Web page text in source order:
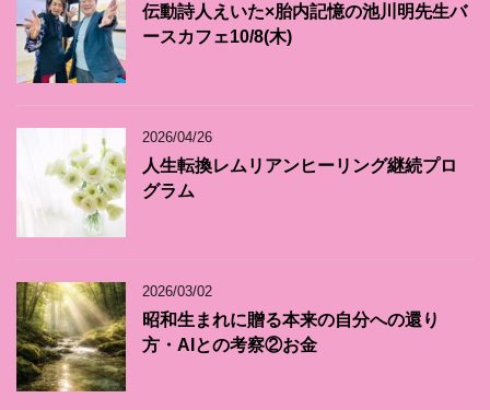
伝動詩人えいた×胎内記憶の池川明先生バ
ースカフェ10/8(木)
2026/04/26
人生転換レムリアンヒーリング継続プロ
グラム
2026/03/02
昭和生まれに贈る本来の自分への還り
方・AIとの考察②お金